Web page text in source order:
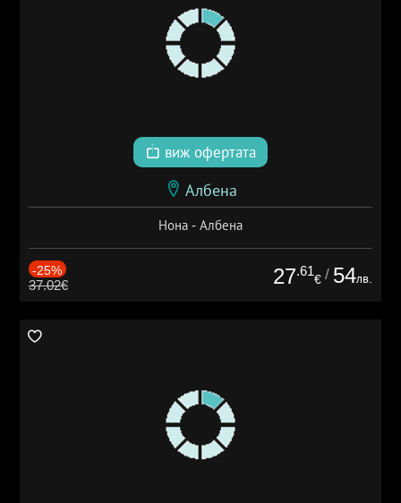
виж офертата
Албена
Нона - Албена
-25%
37.02€ 27.61
€ / 54лв.